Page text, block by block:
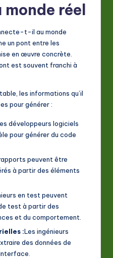
monde réel
t-il au monde
un pont entre les
en œuvre concrète.
est souvent franchi à
les informations qu’il
pour générer :
développeurs logiciels
pour générer du code
peuvent être
à partir des éléments
en test peuvent
test à partir des
et du comportement.
:Les ingénieurs
des données de